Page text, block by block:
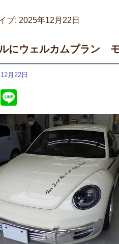
ブ: 2025年12月22日
にウェルカムプラン
月22日
Twitter